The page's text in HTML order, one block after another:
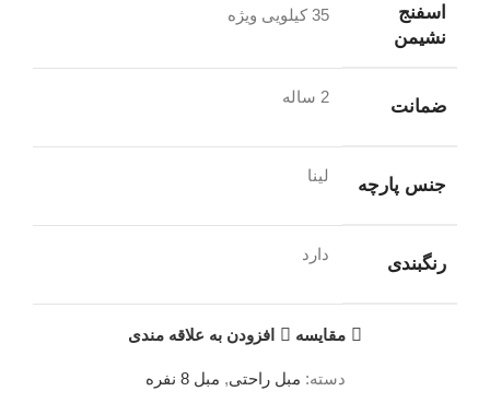
اسفنج
نشیمن
35 کیلویی ویژه
ضمانت 2 ساله
جنس پارچه لینا
رنگبندی دارد
مقایسه افزودن به علاقه مندی
دسته: مبل راحتی, مبل 8 نفره